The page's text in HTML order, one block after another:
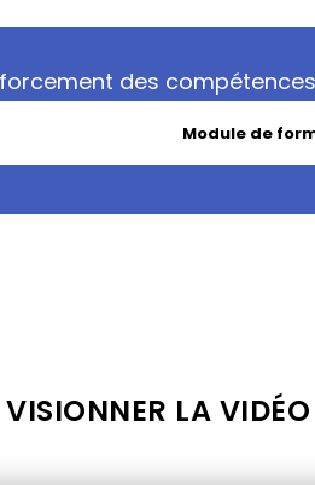
des compétences
Module de
VISIONNER LA